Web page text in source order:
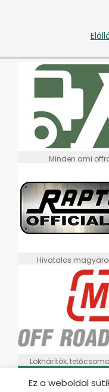
Minden ami
Hivatalos
Lökhárítók,
Ez a weboldal